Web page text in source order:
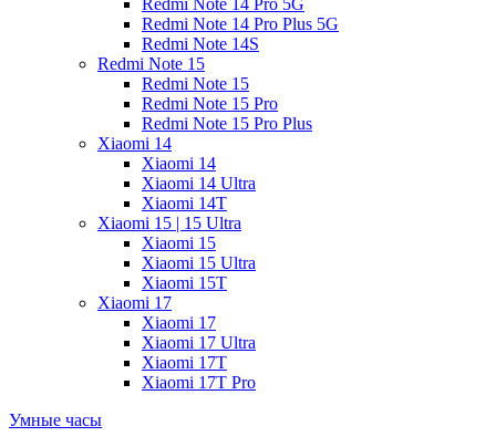
Redmi Note 14 Pro 5G
Redmi Note 14 Pro Plus 5G
Redmi Note 14S
Redmi Note 15
Redmi Note 15
Redmi Note 15 Pro
Redmi Note 15 Pro Plus
Xiaomi 14
Xiaomi 14
Xiaomi 14 Ultra
Xiaomi 14T
Xiaomi 15 | 15 Ultra
Xiaomi 15
Xiaomi 15 Ultra
Xiaomi 15T
Xiaomi 17
Xiaomi 17
Xiaomi 17 Ultra
Xiaomi 17T
Xiaomi 17T Pro
Умные часы